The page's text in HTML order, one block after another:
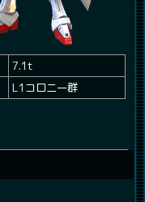
7.1t
L1コロニー群